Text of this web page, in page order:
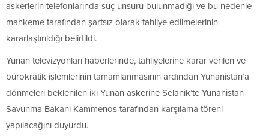
askerlerin telefonlarında suç unsuru bulunmadığı ve bu nedenle
mahkeme tarafından şartsız olarak tahliye edilmelerinin
kararlaştırıldığı belirtildi.
Yunan televizyonları haberlerinde, tahliyelerine karar verilen ve
bürokratik işlemlerinin tamamlanmasının ardından Yunanistan’a
dönmeleri beklenilen iki Yunan askerine Selanik’te Yunanistan
Savunma Bakanı Kammenos tarafından karşılama töreni
yapılacağını duyurdu.